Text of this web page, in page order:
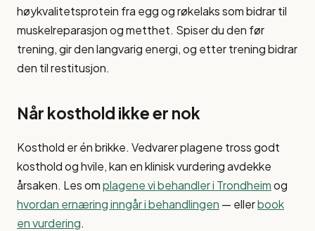
høykvalitetsprotein fra egg og røkelaks som bidrar til
muskelreparasjon og metthet. Spiser du den før
trening, gir den langvarig energi, og etter trening bidrar
den til restitusjon.
Når kosthold ikke er nok
Kosthold er én brikke. Vedvarer plagene tross godt
kosthold og hvile, kan en klinisk vurdering avdekke
årsaken. Les omplagene vi behandler i Trondheimog
hvordan ernæring inngår i behandlingen — ellerbook
en vurdering.